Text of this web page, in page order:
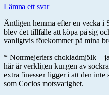
Lämna ett svar
Äntligen hemma efter en vecka i
blev det tillfälle att köpa på sig
vanligtvis förekommer på mina
* Norrmejeriers chokladmjölk –
här är verkligen kungen av
extra finessen ligger i att den inte
som Cocios motsvarighet.